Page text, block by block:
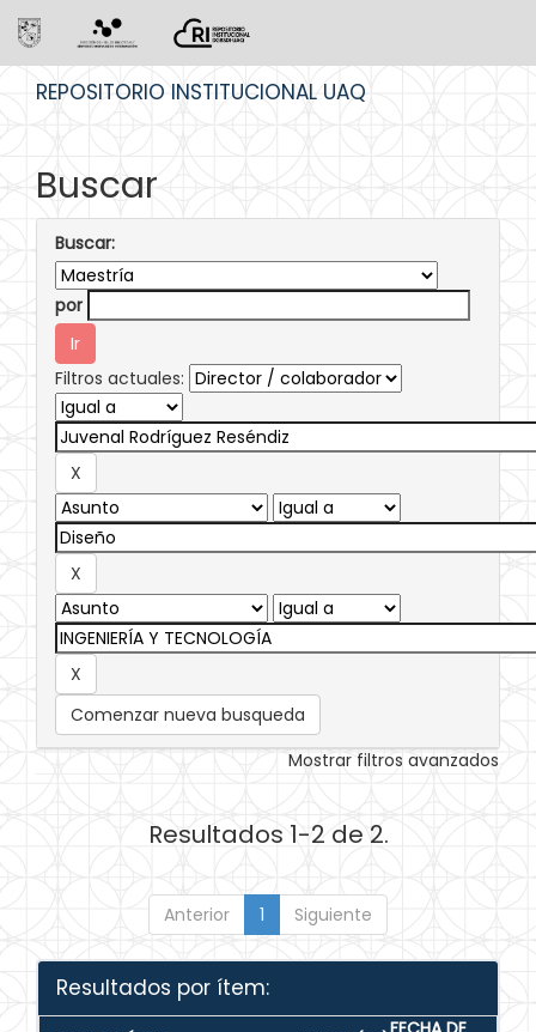
REPOSITORIO INSTITUCIONAL UAQ
Buscar
Buscar:
por
Filtros actuales:
Comenzar nueva busqueda
Mostrar filtros avanzados
Resultados 1-2 de 2.
Anterior 1 Siguiente
Resultados por ítem: